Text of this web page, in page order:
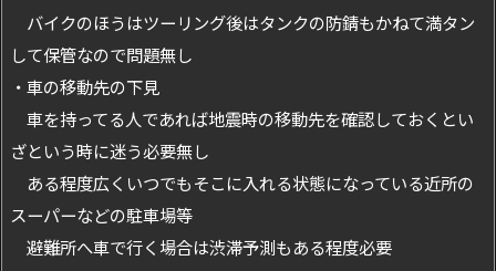
バイクのほうはツーリング後はタンクの防錆もかねて満タン
して保管なので問題無し
・車の移動先の下見
車を持ってる人であれば地震時の移動先を確認しておくとい
ざという時に迷う必要無し
ある程度広くいつでもそこに入れる状態になっている近所の
スーパーなどの駐車場等
避難所へ車で行く場合は渋滞予測もある程度必要